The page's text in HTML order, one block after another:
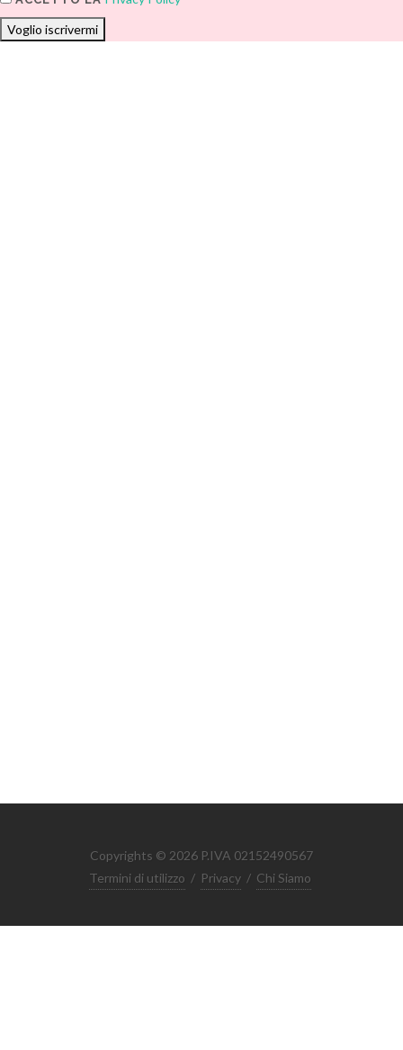
Voglio iscrivermi
Copyrights © 2026 P.IVA 02152490567
Termini di utilizzo / Privacy / Chi Siamo